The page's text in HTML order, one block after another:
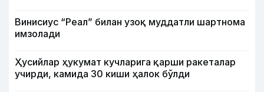
Винисиус “Реал” билан узоқ муддатли шартнома
имзолади
Ҳусийлар ҳукумат кучларига қарши ракеталар
учирди, камида 30 киши ҳалок бўлди